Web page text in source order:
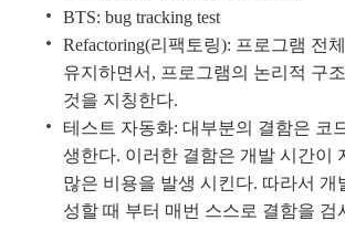
BTS: bug tracking test
Refactoring(리팩토링): 프로그램 전
유지하면서, 프로그램의 논리적 구
것을 지칭한다.
테스트 자동화: 대부분의 결함은 코
생한다. 이러한 결함은 개발 시간이
많은 비용을 발생 시킨다. 따라서 개
성할 때 부터 매번 스스로 결함을 검